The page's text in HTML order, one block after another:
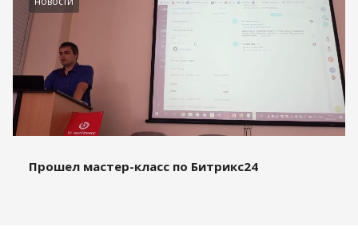
Прошел мастер-класс по Битрикс24